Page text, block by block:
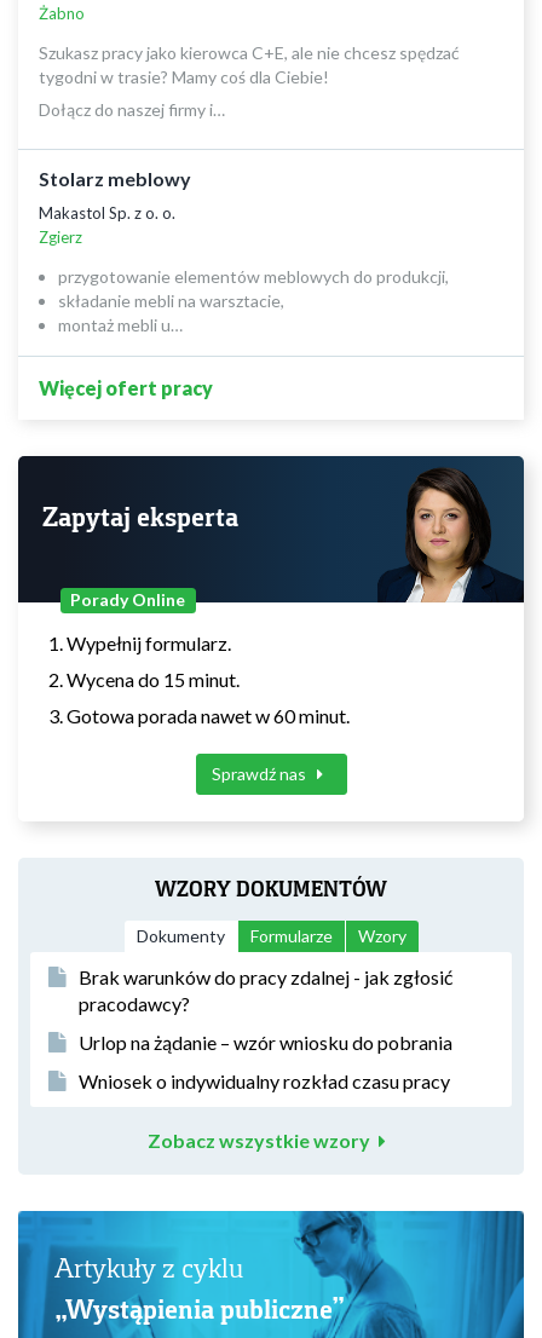
Żabno
Szukasz pracy jako kierowca C+E, ale nie chcesz spędzać
tygodni w trasie? Mamy coś dla Ciebie!
Dołącz do naszej firmy i…
Stolarz meblowy
Makastol Sp. z o. o.
Zgierz
przygotowanie elementów meblowych do produkcji,
składanie mebli na warsztacie,
montaż mebli u…
Więcej ofert pracy
Zapytaj eksperta
Porady Online
Wypełnij formularz.
Wycena do 15 minut.
Gotowa porada nawet w 60 minut.
Sprawdź nas
WZORY DOKUMENTÓW
Dokumenty Formularze Wzory
Brak warunków do pracy zdalnej - jak zgłosić
pracodawcy?
Urlop na żądanie – wzór wniosku do pobrania
Wniosek o indywidualny rozkład czasu pracy
Zobacz wszystkie wzory
Artykuły z cyklu
„Wystąpienia publiczne”